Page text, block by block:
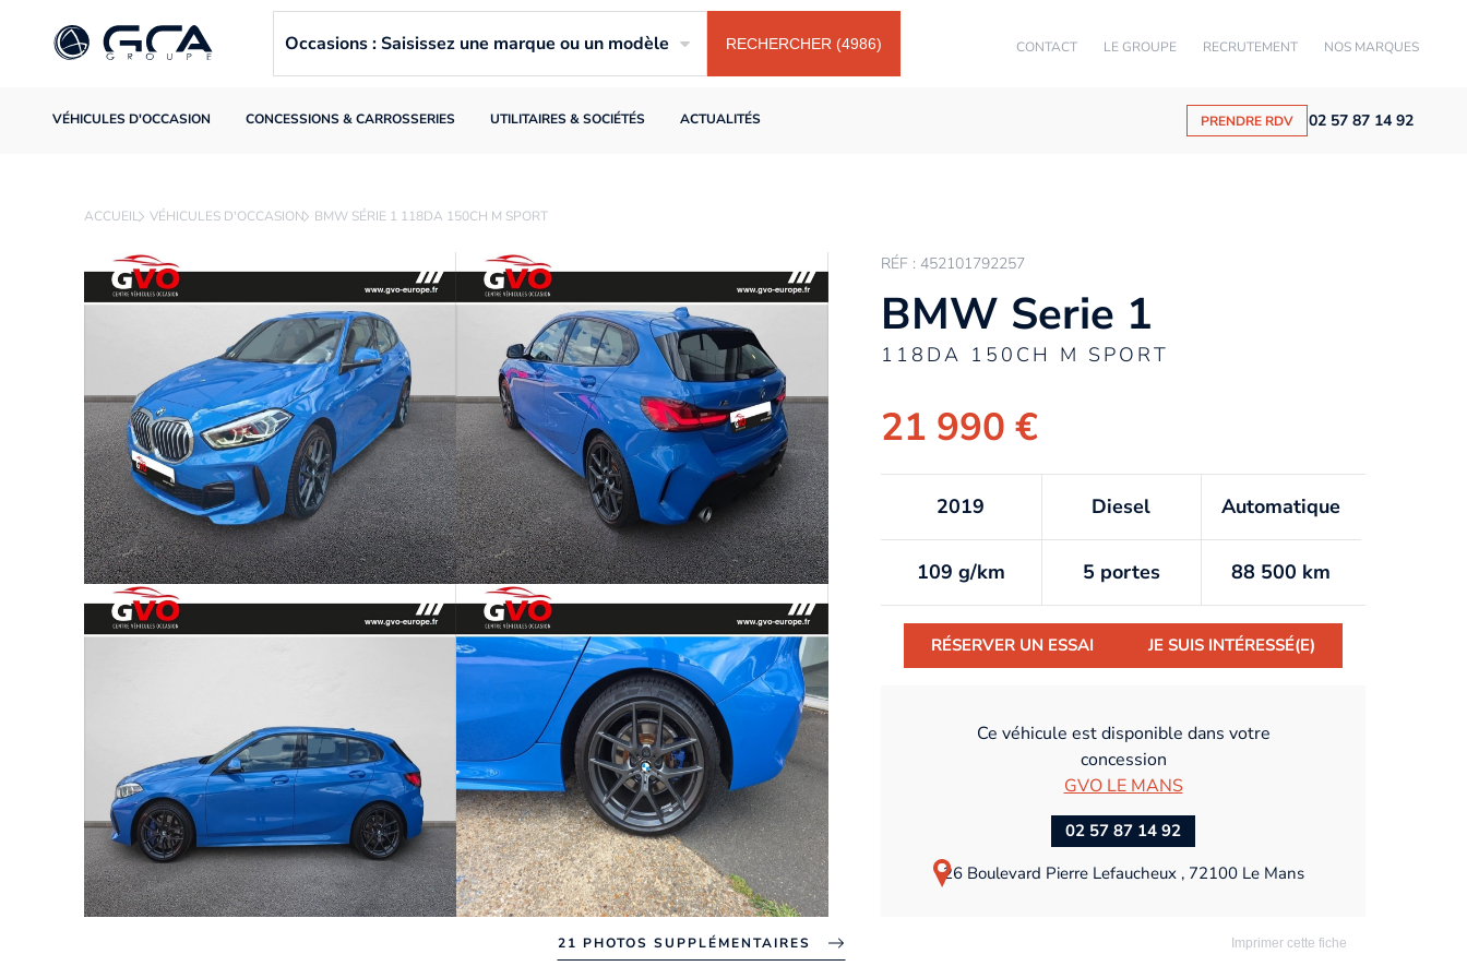
CONTACT LE GROUPE RECRUTEMENT NOS MARQUES
VÉHICULES D'OCCASION CONCESSIONS & CARROSSERIES UTILITAIRES & SOCIÉTÉS ACTUALITÉS PRENDRE RDV 02 57 87 14 92
Occasions : Saisissez une marque ou un modèle RECHERCHER (4986)
ACCUEIL VÉHICULES D'OCCASION BMW SÉRIE 1 118DA 150CH M SPORT
21 PHOTOS SUPPLÉMENTAIRES
RÉF : 452101792257
BMW Serie 1
118DA 150CH M SPORT
21 990 €
2019 Diesel Automatique
109 g/km 5 portes 88 500 km
RÉSERVER UN ESSAI JE SUIS INTÉRESSÉ(E)
Ce véhicule est disponible dans votre
concession
GVO LE MANS
02 57 87 14 92
26 Boulevard Pierre Lefaucheux , 72100 Le Mans
Imprimer cette fiche